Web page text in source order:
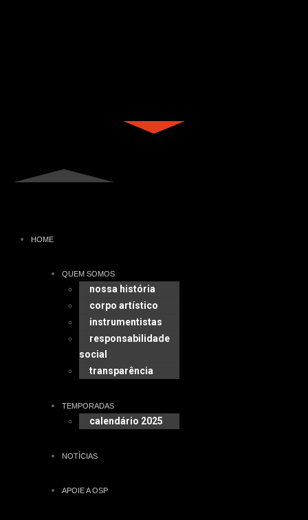
HOME
QUEM SOMOS
nossa história
corpo artístico
instrumentistas
responsabilidade
social
transparência
TEMPORADAS
calendário 2025
NOTÍCIAS
APOIE A OSP